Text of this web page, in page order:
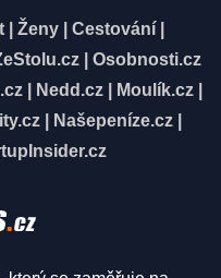
Ženy Cestování
Osobnosti.cz
| Nedd.cz| Moulík.cz|
Našepeníze.cz